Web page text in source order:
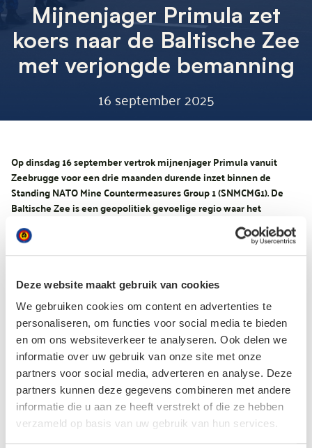
Deze website maakt gebruik van cookies
We gebruiken cookies om content en advertenties te
personaliseren, om functies voor social media te bieden
en om ons websiteverkeer te analyseren. Ook delen we
informatie over uw gebruik van onze site met onze
partners voor social media, adverteren en analyse. Deze
partners kunnen deze gegevens combineren met andere
informatie die u aan ze heeft verstrekt of die ze hebben
verzameld op basis van uw gebruik van hun services.
Mijnenjager Primula zet
koers naar de Baltische Zee
met verjongde bemanning
16 september 2025
Op dinsdag 16 september vertrok mijnenjager Primula vanuit
Zeebrugge voor een drie maanden durende inzet binnen de
Standing NATO Mine Countermeasures Group 1 (SNMCMG1). De
Baltische Zee is een geopolitiek gevoelige regio waar het
Belgische schip zal bijdragen aan het detecteren en neutraliseren
van zeemijnen. Daarnaast zal het deelnemen aan patrouilles en de
bescherming van vitale onderzeese infrastructuur.
een gevaar voor de veiligheid van zeevaartroutes die essentieel zijn
voor een vlotte internationale handel. België, dat internationaal
bekend staat om haar expertise in mijnenbestrijding, levert al
jarenlang een cruciale bijdrage aan de NAVO ten behoeve van de
collectieve maritieme veiligheid in Europa.
Ervaren commandant, jonge bemanning
Voor de commandant van de Primula, luitenant-ter-zee eerste klasse
Thibault, is dit zijn zevende opdracht in deze permanente NAVO-